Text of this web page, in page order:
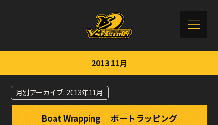
2013 11月
月別アーカイブ: 2013年11月
Boat Wrapping ボートラッピング